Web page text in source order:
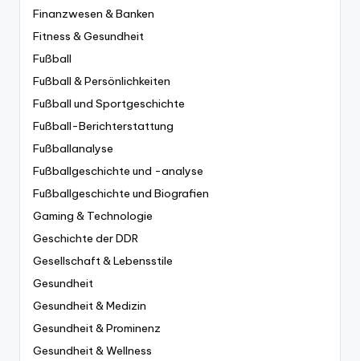
Finanzwesen & Banken
Fitness & Gesundheit
Fußball
Fußball & Persönlichkeiten
Fußball und Sportgeschichte
Fußball-Berichterstattung
Fußballanalyse
Fußballgeschichte und -analyse
Fußballgeschichte und Biografien
Gaming & Technologie
Geschichte der DDR
Gesellschaft & Lebensstile
Gesundheit
Gesundheit & Medizin
Gesundheit & Prominenz
Gesundheit & Wellness